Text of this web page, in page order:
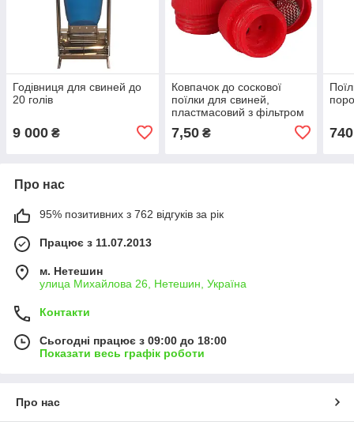
Годівниця для свиней до
20 голів
9 000 ₴
Ковпачок до соскової
поїлки для свиней,
пластмасовий з фільтром
7,50₴ 740
Про нас
95% позитивних з 762 відгуків за рік
Працює з 11.07.2013
м. Нетешин
улица Михайлова 26, Нетешин, Україна
Контакти
Сьогодні працює з 09:00 до 18:00
Показати весь графік роботи
Про нас